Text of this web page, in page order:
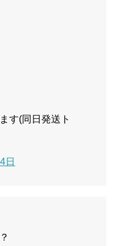
す(同日発送ト
日